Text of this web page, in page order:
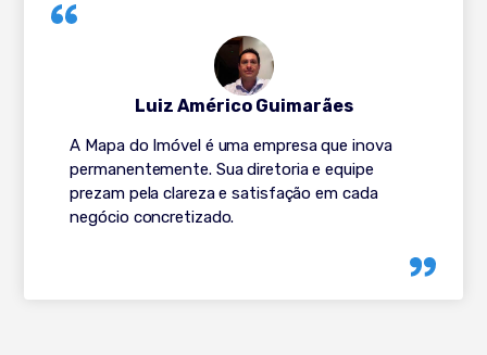
A Mapa do Imóvel é uma empresa que inova
permanentemente. Sua diretoria e equipe
prezam pela clareza e satisfação em cada
negócio concretizado.
Luiz Américo Guimarães